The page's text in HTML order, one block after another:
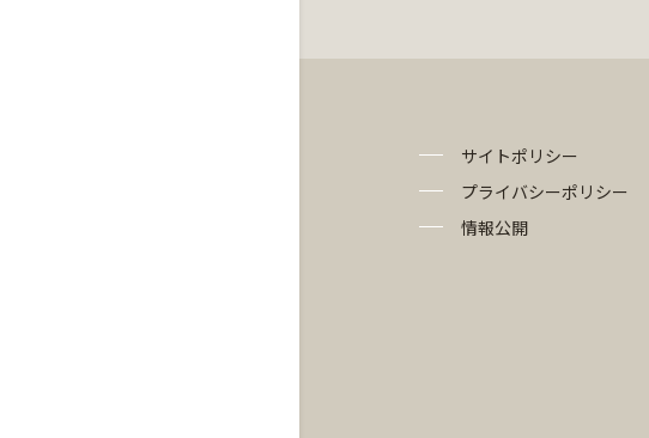
サイトポリシー
プライバシーポリシー
情報公開